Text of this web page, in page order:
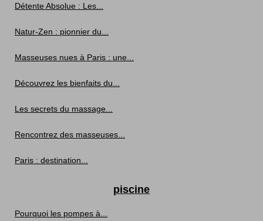
Détente Absolue : Les...
Natur-Zen : pionnier du...
Masseuses nues à Paris : une...
Découvrez les bienfaits du...
Les secrets du massage...
Rencontrez des masseuses...
Paris : destination...
piscine
Pourquoi les pompes à...